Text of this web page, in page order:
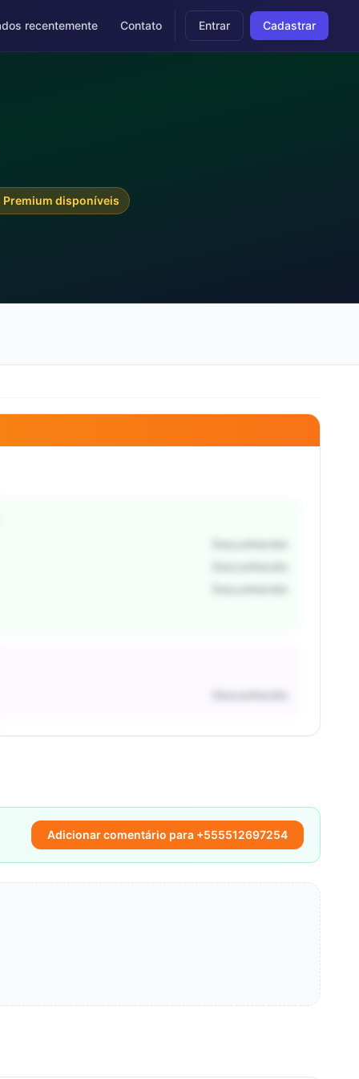
recentemente Contato Entrar Cadastrar
Premium disponíveis
Adicionar comentário para +555512697254